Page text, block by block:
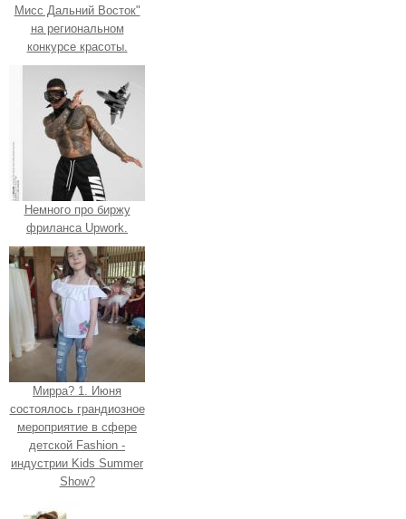
Мисс Дальний Восток"
на региональном
конкурсе красоты.
Немного про биржу
фриланса Upwork.
Мирра? 1. Июня
состоялось грандиозное
мероприятие в сфере
детской Fashion -
индустрии Kids Summer
Show?